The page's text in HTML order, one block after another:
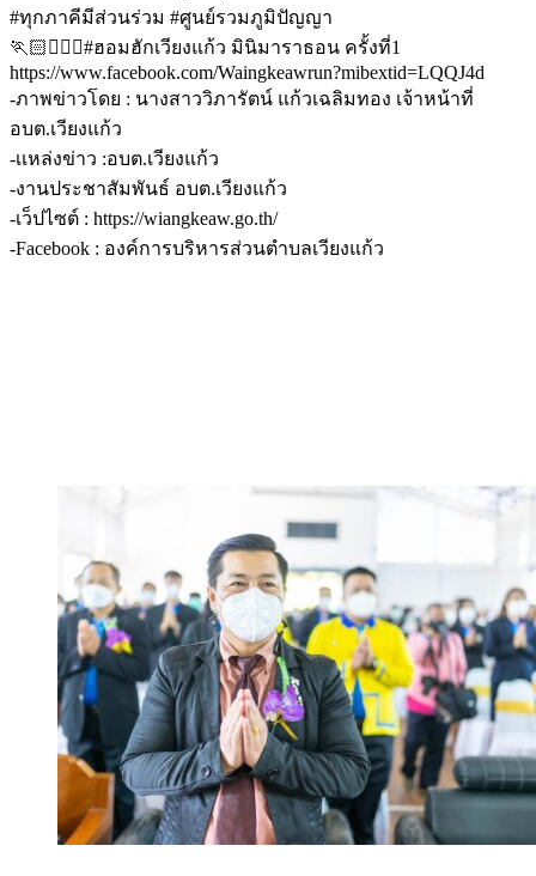
#ทุกภาคีมีส่วนร่วม #ศูนย์รวมภูมิปัญญา
🏃🏻🏃🏻‍♀️#ฮอมฮักเวียงแก้ว มินิมาราธอน ครั้งที่1
https://www.facebook.com/Waingkeawrun?mibextid=LQQJ4d
-ภาพข่าวโดย : นางสาววิภารัตน์ แก้วเฉลิมทอง เจ้าหน้าที่
อบต.เวียงแก้ว
-เเหล่งข่าว :อบต.เวียงแก้ว
-งานประชาสัมพันธ์ อบต.เวียงแก้ว
-เว็ปไซต์ : https://wiangkeaw.go.th/
-Facebook : องค์การบริหารส่วนตำบลเวียงแก้ว